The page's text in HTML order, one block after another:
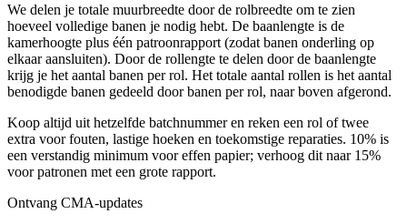
We delen je totale muurbreedte door de rolbreedte om te zien
hoeveel volledige banen je nodig hebt. De baanlengte is de
kamerhoogte plus één patroonrapport (zodat banen onderling op
elkaar aansluiten). Door de rollengte te delen door de baanlengte
krijg je het aantal banen per rol. Het totale aantal rollen is het aantal
benodigde banen gedeeld door banen per rol, naar boven afgerond.
Koop altijd uit hetzelfde batchnummer en reken een rol of twee
extra voor fouten, lastige hoeken en toekomstige reparaties. 10% is
een verstandig minimum voor effen papier; verhoog dit naar 15%
voor patronen met een grote rapport.
Ontvang CMA-updates